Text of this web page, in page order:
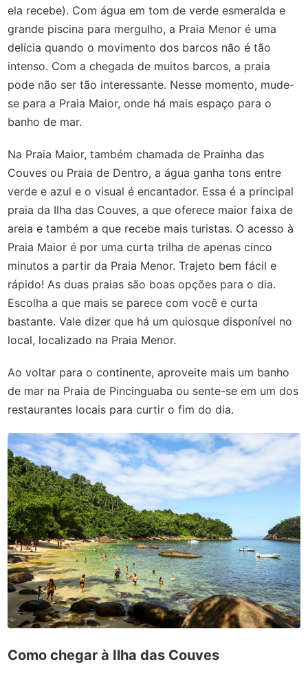
ela recebe). Com água em tom de verde esmeralda e
grande piscina para mergulho, a Praia Menor é uma
delícia quando o movimento dos barcos não é tão
intenso. Com a chegada de muitos barcos, a praia
pode não ser tão interessante. Nesse momento, mude-
se para a Praia Maior, onde há mais espaço para o
banho de mar.
Na Praia Maior, também chamada de Prainha das
Couves ou Praia de Dentro, a água ganha tons entre
verde e azul e o visual é encantador. Essa é a principal
praia da Ilha das Couves, a que oferece maior faixa de
areia e também a que recebe mais turistas. O acesso à
Praia Maior é por uma curta trilha de apenas cinco
minutos a partir da Praia Menor. Trajeto bem fácil e
rápido! As duas praias são boas opções para o dia.
Escolha a que mais se parece com você e curta
bastante. Vale dizer que há um quiosque disponível no
local, localizado na Praia Menor.
Ao voltar para o continente, aproveite mais um banho
de mar na Praia de Pincinguaba ou sente-se em um dos
restaurantes locais para curtir o fim do dia.
Como chegar à Ilha das Couves